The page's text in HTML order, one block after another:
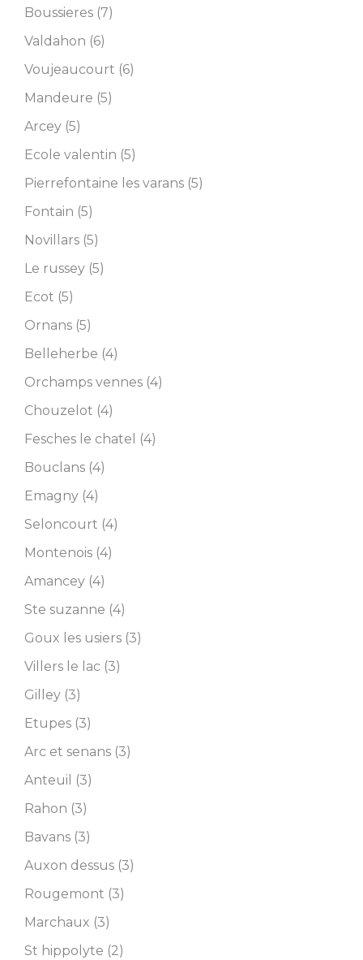
Boussieres (7)
Valdahon (6)
Voujeaucourt (6)
Mandeure (5)
Arcey (5)
Ecole valentin (5)
Pierrefontaine les varans (5)
Fontain (5)
Novillars (5)
Le russey (5)
Ecot (5)
Ornans (5)
Belleherbe (4)
Orchamps vennes (4)
Chouzelot (4)
Fesches le chatel (4)
Bouclans (4)
Emagny (4)
Seloncourt (4)
Montenois (4)
Amancey (4)
Ste suzanne (4)
Goux les usiers (3)
Villers le lac (3)
Gilley (3)
Etupes (3)
Arc et senans (3)
Anteuil (3)
Rahon (3)
Bavans (3)
Auxon dessus (3)
Rougemont (3)
Marchaux (3)
St hippolyte (2)